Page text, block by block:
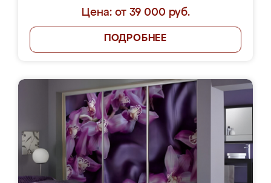
Цена: от 39 000 руб.
ПОДРОБНЕЕ